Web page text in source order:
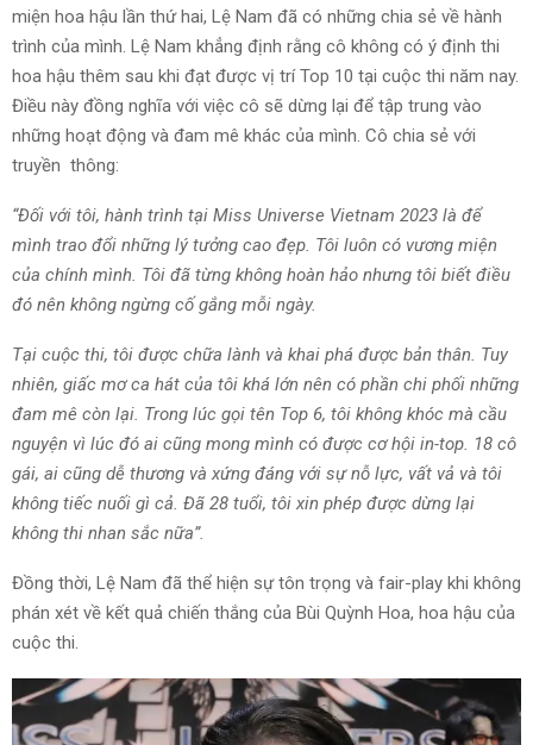
miện hoa hậu lần thứ hai, Lệ Nam đã có những chia sẻ về hành
trình của mình. Lệ Nam khẳng định rằng cô không có ý định thi
hoa hậu thêm sau khi đạt được vị trí Top 10 tại cuộc thi năm nay.
Điều này đồng nghĩa với việc cô sẽ dừng lại để tập trung vào
những hoạt động và đam mê khác của mình. Cô chia sẻ với
truyền thông:
“Đối với tôi, hành trình tại Miss Universe Vietnam 2023 là để
mình trao đổi những lý tưởng cao đẹp. Tôi luôn có vương miện
của chính mình. Tôi đã từng không hoàn hảo nhưng tôi biết điều
đó nên không ngừng cố gắng mỗi ngày.
Tại cuộc thi, tôi được chữa lành và khai phá được bản thân. Tuy
nhiên, giấc mơ ca hát của tôi khá lớn nên có phần chi phối những
đam mê còn lại. Trong lúc gọi tên Top 6, tôi không khóc mà cầu
nguyện vì lúc đó ai cũng mong mình có được cơ hội in-top. 18 cô
gái, ai cũng dễ thương và xứng đáng với sự nỗ lực, vất vả và tôi
không tiếc nuối gì cả. Đã 28 tuổi, tôi xin phép được dừng lại
không thi nhan sắc nữa”.
Đồng thời, Lệ Nam đã thể hiện sự tôn trọng và fair-play khi không
phán xét về kết quả chiến thắng của Bùi Quỳnh Hoa, hoa hậu của
cuộc thi.